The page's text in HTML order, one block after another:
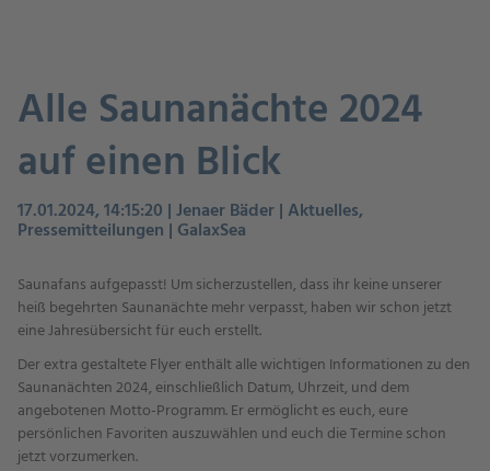
Alle Saunanächte 2024
auf einen Blick
17.01.2024, 14:15:20 | Jenaer Bäder | Aktuelles,
Pressemitteilungen | GalaxSea
Saunafans aufgepasst! Um sicherzustellen, dass ihr keine unserer
heiß begehrten Saunanächte mehr verpasst, haben wir schon jetzt
eine Jahresübersicht für euch erstellt.
Der extra gestaltete Flyer enthält alle wichtigen Informationen zu den
Saunanächten 2024, einschließlich Datum, Uhrzeit, und dem
angebotenen Motto-Programm. Er ermöglicht es euch, eure
persönlichen Favoriten auszuwählen und euch die Termine schon
jetzt vorzumerken.